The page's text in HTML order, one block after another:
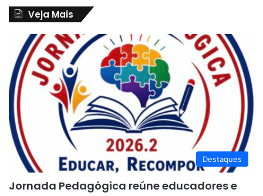
Veja Mais
Destaques
Jornada Pedagógica reúne educadores e